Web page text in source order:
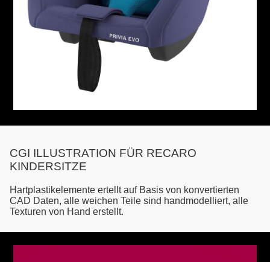
CGI ILLUSTRATION FÜR RECARO
KINDERSITZE
Hartplastikelemente ertellt auf Basis von konvertierten
CAD Daten, alle weichen Teile sind handmodelliert, alle
Texturen von Hand erstellt.